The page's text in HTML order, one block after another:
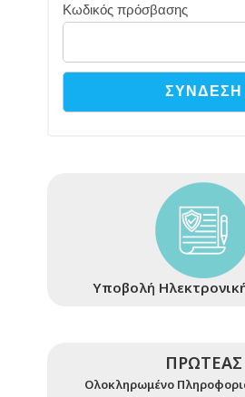
Κωδικός πρόσβασης
Υποβολή
ΠΡΩΤΕΑΣ
Ολοκληρωμένο